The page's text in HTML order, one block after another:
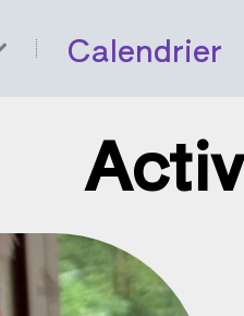
Calendrier